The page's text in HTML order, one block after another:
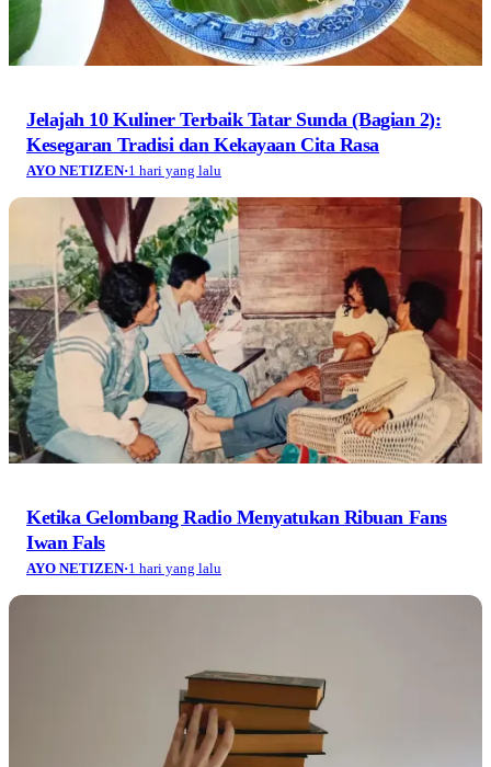
Jelajah 10 Kuliner Terbaik Tatar Sunda (Bagian 2):
Kesegaran Tradisi dan Kekayaan Cita Rasa
AYO NETIZEN·1 hari yang lalu
Ketika Gelombang Radio Menyatukan Ribuan Fans
Iwan Fals
AYO NETIZEN·1 hari yang lalu